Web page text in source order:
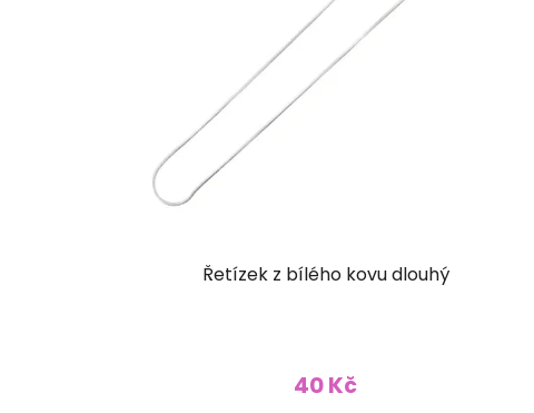
Řetízek z bílého kovu dlouhý
40 Kč